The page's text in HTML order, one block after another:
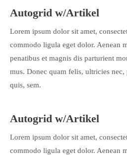
Autogrid w/Artikel
Lorem ipsum dolor sit amet,
commodo ligula eget dolor. Aenean
penatibus et magnis dis parturient
mus. Donec quam felis, ultricies nec,
quis, sem.
Autogrid w/Artikel
Lorem ipsum dolor sit amet,
commodo ligula eget dolor. Aenean